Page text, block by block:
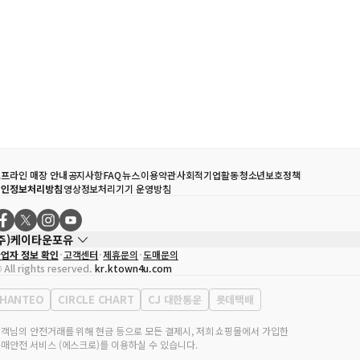
라인 매장 안내공지사항FAQ뉴스이용약관사회적기업활동청소년보호정책
정보처리방침영상정보처리기기 운영방침
)케이타운포유
자
송효민
업자등록번호
120-87-71116
판매업 신고번호 제2011-서울강남-02223
표전화
02-552-9855
자 정보 확인 고객센터 제휴문의 도매문의
rights reserved. kr.ktown4u.com
HANTEO CIRCLE CHART CJ 대한통운 롯데택배
님의 안전거래를 위해 현금 등으로 모든 결제시, 저희 쇼핑몰에서 가입한
안전 서비스 (에스크로)를 이용하실 수 있습니다.